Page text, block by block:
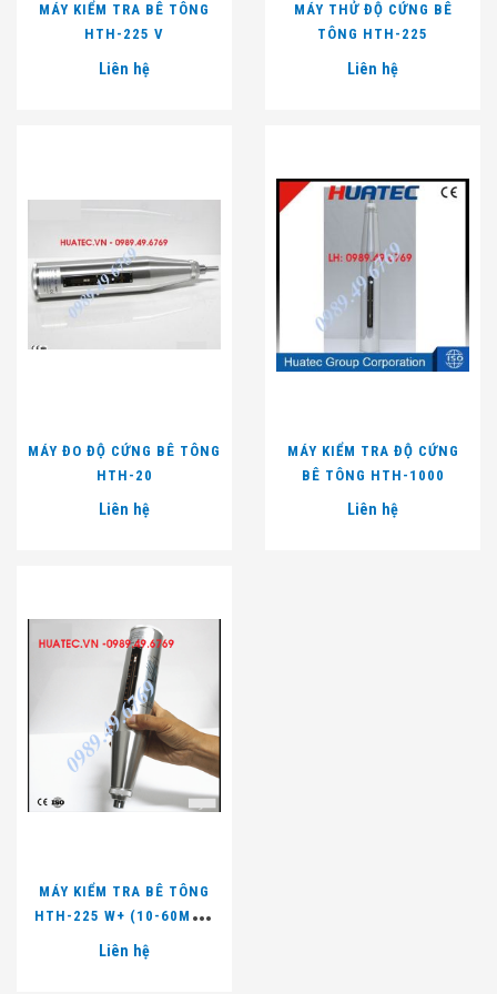
MÁY KIỂM TRA BÊ TÔNG
HTH-225 V
Liên hệ
MÁY THỬ ĐỘ CỨNG BÊ
TÔNG HTH-225
Liên hệ
MÁY ĐO ĐỘ CỨNG BÊ TÔNG
HTH-20
Liên hệ
MÁY KIỂM TRA ĐỘ CỨNG
BÊ TÔNG HTH-1000
Liên hệ
MÁY KIỂM TRA BÊ TÔNG
HTH-225 W+ (10-60MPA,
2.207J)
Liên hệ